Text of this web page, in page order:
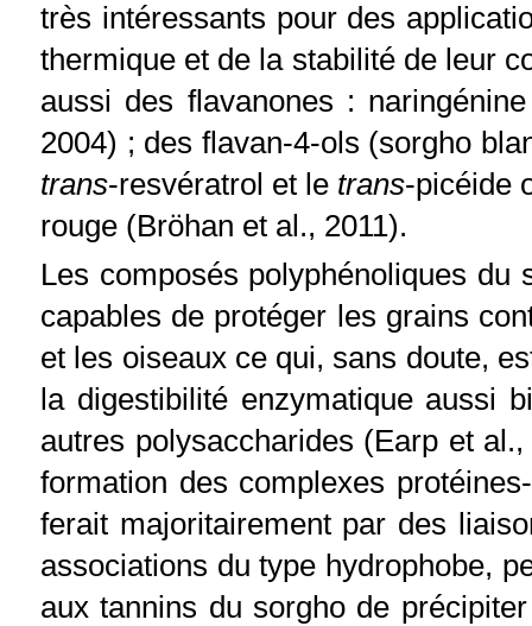
très intéressants pour des
thermique et de la stabilité de leur
aussi des flavanones :
2004) ; des flavan-4-ols (sorgho
trans-resvératrol et le trans-picéide
rouge (Bröhan et al., 2011).
Les composés polyphénoliques du
capables de protéger les grains
et les oiseaux ce qui, sans doute,
la digestibilité enzymatique aussi
autres polysaccharides (Earp et
formation des complexes
ferait majoritairement par des
associations du type hydrophobe,
aux tannins du sorgho de